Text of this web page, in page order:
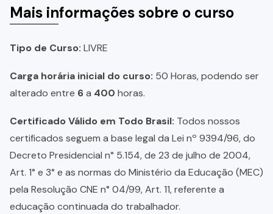
Mais informações sobre o curso
Tipo de Curso: LIVRE
Carga horária inicial do curso: 50 Horas, podendo ser
alterado entre 6a 400 horas.
Certificado Válido em Todo Brasil: Todos nossos
certificados seguem a base legal da Lei nº 9394/96, do
Decreto Presidencial n° 5.154, de 23 de julho de 2004,
Art. 1° e 3° e as normas do Ministério da Educação (MEC)
pela Resolução CNE n° 04/99, Art. 11, referente a
educação continuada do trabalhador.